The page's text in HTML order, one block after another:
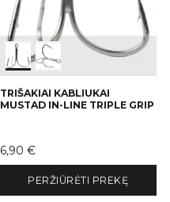
TRIŠAKIAI KABLIUKAI
MUSTAD IN-LINE TRIPLE GRIP
Kaina
6,90 €
PERŽIŪRĖTI PREKĘ